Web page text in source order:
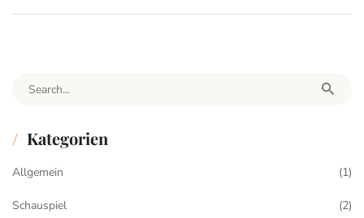
Search for:
Kategorien
Allgemein (1)
Schauspiel (2)